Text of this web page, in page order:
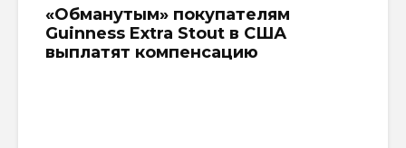
«Обманутым» покупателям
Guinness Extra Stout в США
выплатят компенсацию